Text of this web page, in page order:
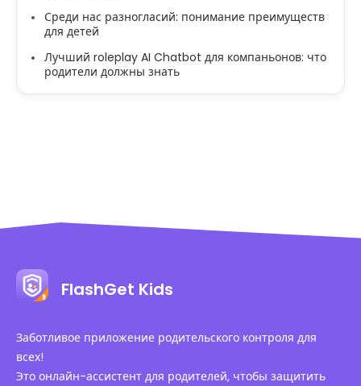
Среди нас разногласий: понимание преимуществ
для детей
Лучший roleplay AI Chatbot для компаньонов: что
родители должны знать
FlashGet Kids
Заботливое приложение родительского контроля для
всех!
Это онлайн-ассистент для родителей, чтобы защитить